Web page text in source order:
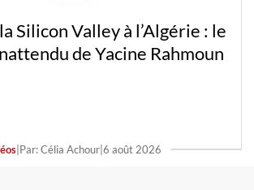
Silicon Valley à l’Algérie : le
de Yacine Rahmoun
| Par: Célia Achour| 6 août 2026